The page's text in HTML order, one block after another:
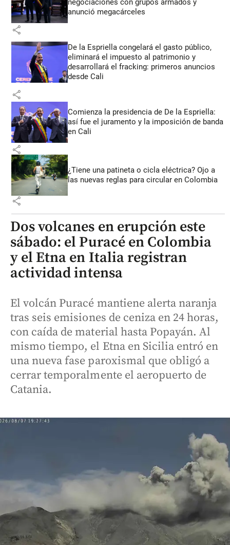
negociaciones con grupos armados y
anunció megacárceles
share
De la Espriella congelará el gasto público,
eliminará el impuesto al patrimonio y
desarrollará el fracking: primeros anuncios
desde Cali
share
Comienza la presidencia de De la Espriella:
así fue el juramento y la imposición de banda
en Cali
share
¿Tiene una patineta o cicla eléctrica? Ojo a
las nuevas reglas para circular en Colombia
share
Dos volcanes en erupción este
sábado: el Puracé en Colombia
y el Etna en Italia registran
actividad intensa
El volcán Puracé mantiene alerta naranja
tras seis emisiones de ceniza en 24 horas,
con caída de material hasta Popayán. Al
mismo tiempo, el Etna en Sicilia entró en
una nueva fase paroxismal que obligó a
cerrar temporalmente el aeropuerto de
Catania.